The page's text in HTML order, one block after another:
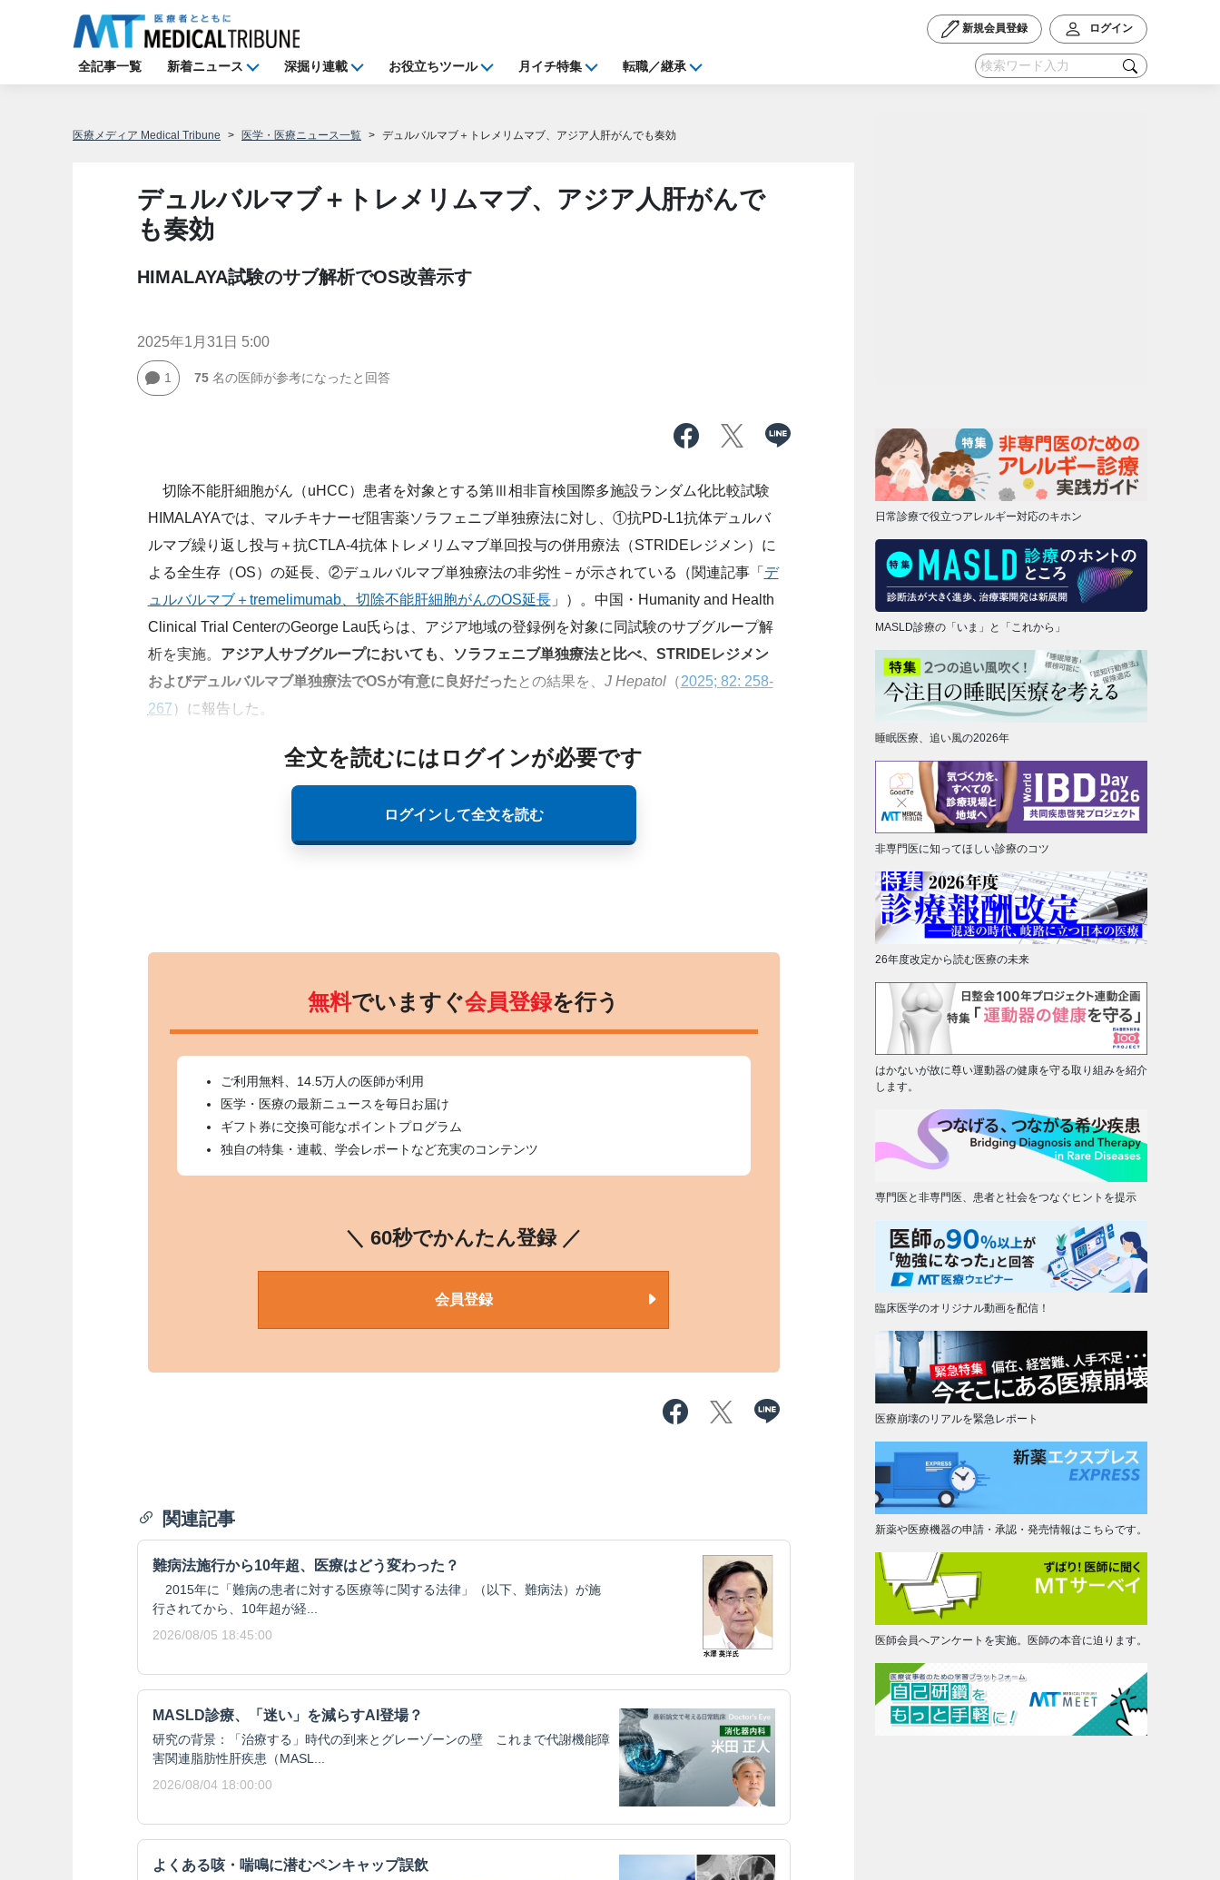
新規会員登録 ログイン
全記事一覧 新着ニュース 深掘り連載 お役立ちツール 月イチ特集 転職／継承
医療メディア Medical Tribune 医学・医療ニュース一覧 デュルバルマブ＋トレメリムマブ、アジア人肝がんでも奏効
デュルバルマブ＋トレメリムマブ、アジア人肝がんで
も奏効
HIMALAYA試験のサブ解析でOS改善示す
2025年1月31日 5:00
1 75名の医師が参考になったと回答
切除不能肝細胞がん（uHCC）患者を対象とする第Ⅲ相非盲検国際多施設ランダム化比較試験
HIMALAYAでは、マルチキナーゼ阻害薬ソラフェニブ単独療法に対し、①抗PD-L1抗体デュルバ
ルマブ繰り返し投与＋抗CTLA-4抗体トレメリムマブ単回投与の併用療法（STRIDEレジメン）に
よる全生存（OS）の延長、②デュルバルマブ単独療法の非劣性－が示されている（関連記事「 デ
ュルバルマブ＋tremelimumab、切除不能肝細胞がんのOS延長」）。中国・Humanity and Health
Clinical Trial CenterのGeorge Lau氏らは、アジア地域の登録例を対象に同試験のサブグループ解
析を実施。 アジア人サブグループにおいても、ソラフェニブ単独療法と比べ、STRIDEレジメン
およびデュルバルマブ単独療法でOSが有意に良好だった との結果を、 J Hepatol（2025; 82: 258-
267 ）に報告した。
全文を読むにはログインが必要です
ログインして全文を読む
無料でいますぐ会員登録を行う
ご利用無料、14.5万人の医師が利用
医学・医療の最新ニュースを毎日お届け
ギフト券に交換可能なポイントプログラム
独自の特集・連載、学会レポートなど充実のコンテンツ
＼ 60秒でかんたん登録 ／
会員登録
関連記事
難病法施行から10年超、医療はどう変わった？
2015年に「難病の患者に対する医療等に関する法律」（以下、難病法）が施
行されてから、10年超が経...
2026/08/05 18:45:00
MASLD診療、「迷い」を減らすAI登場？
研究の背景：「治療する」時代の到来とグレーゾーンの壁 これまで代謝機能障
害関連脂肪性肝疾患（MASL...
2026/08/04 18:00:00
よくある咳・喘鳴に潜むペンキャップ誤飲
日常診療で役立つアレルギー対応のキホン
MASLD診療の「いま」と「これから」
睡眠医療、追い風の2026年
非専門医に知ってほしい診療のコツ
26年度改定から読む医療の未来
はかないが故に尊い運動器の健康を守る取り組みを紹介
します。
専門医と非専門医、患者と社会をつなぐヒントを提示
臨床医学のオリジナル動画を配信！
医療崩壊のリアルを緊急レポート
新薬や医療機器の申請・承認・発売情報はこちらです。
医師会員へアンケートを実施。医師の本音に迫ります。